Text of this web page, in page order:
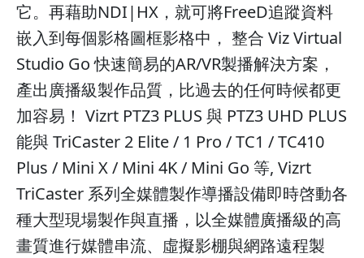
它。再藉助NDI|HX，就可將FreeD追蹤資料
嵌入到每個影格圖框影格中， 整合 Viz Virtual
Studio Go 快速簡易的AR/VR製播解決方案，
產出廣播級製作品質，比過去的任何時候都更
加容易！ Vizrt PTZ3 PLUS 與 PTZ3 UHD PLUS
能與 TriCaster 2 Elite / 1 Pro / TC1 / TC410
Plus / Mini X / Mini 4K / Mini Go 等, Vizrt
TriCaster 系列全媒體製作導播設備即時啓動各
種大型現場製作與直播，以全媒體廣播級的高
畫質進行媒體串流、虛擬影棚與網路遠程製